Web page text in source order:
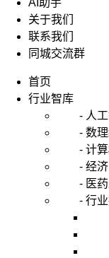
AI助手
关于我们
联系我们
同城交流群
首页
行业智库
- 人工
- 数理
- 计算
- 经济
- 医药
- 行业
-
-
-